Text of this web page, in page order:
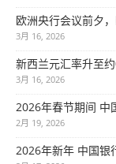
欧洲央行会议前夕
3月 16, 2026
新西兰元汇率升至
3月 16, 2026
2026年春节期间 中
2月 19, 2026
2026年新年 中国银